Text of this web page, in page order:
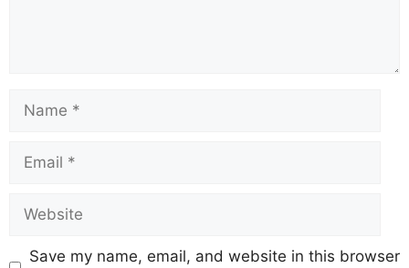
Save my name, email, and website in this browser